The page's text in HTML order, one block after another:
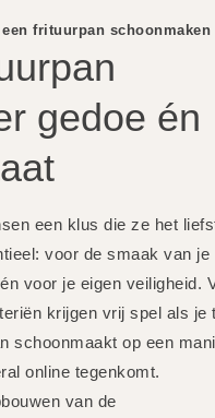
een frituurpan
gedoe én
een klus die ze het
voor de smaak van je
voor je eigen veiligheid.
krijgen vrij spel als je
schoonmaakt op een
online tegenkomt.
van de